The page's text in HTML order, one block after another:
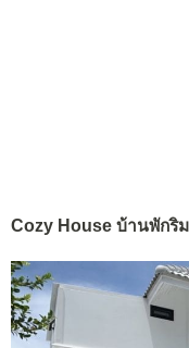
Cozy House บ้านพักริ